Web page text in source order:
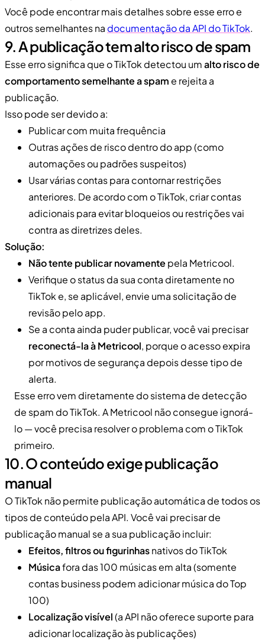
Você pode encontrar mais detalhes sobre esse erro e
outros semelhantes na documentação da API do TikTok.
9. A publicação tem alto risco de spam
Esse erro significa que o TikTok detectou umalto risco de
comportamento semelhante a spame rejeita a
publicação.
Isso pode ser devido a:
Publicar com muita frequência
Outras ações de risco dentro do app (como
automações ou padrões suspeitos)
Usar várias contas para contornar restrições
anteriores. De acordo com o TikTok, criar contas
adicionais para evitar bloqueios ou restrições vai
contra as diretrizes deles.
Solução:
Não tente publicar novamente pela Metricool.
Verifique o status da sua conta diretamente no
TikTok e, se aplicável, envie uma solicitação de
revisão pelo app.
Se a conta ainda puder publicar, você vai precisar
reconectá-la à Metricool, porque o acesso expira
por motivos de segurança depois desse tipo de
alerta.
Esse erro vem diretamente do sistema de detecção
de spam do TikTok. A Metricool não consegue ignorá-
lo — você precisa resolver o problema com o TikTok
primeiro.
10. O conteúdo exige publicação
manual
O TikTok não permite publicação automática de todos os
tipos de conteúdo pela API. Você vai precisar de
publicação manual se a sua publicação incluir:
Efeitos, filtros ou figurinhasnativos do TikTok
Músicafora das 100 músicas em alta (somente
contas business podem adicionar música do Top
100)
Localização visível(a API não oferece suporte para
adicionar localização às publicações)